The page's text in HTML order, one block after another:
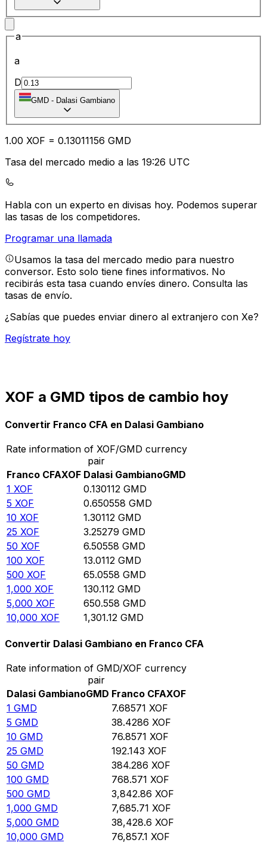
a
a
D
GMD - Dalasi Gambiano
1.00 XOF = 0.13011156 GMD
Tasa del mercado medio a las 19:26 UTC
Habla con un experto en divisas hoy. Podemos superar
las tasas de los competidores.
Programar una llamada
Usamos la tasa del mercado medio para nuestro
conversor. Esto solo tiene fines informativos. No
recibirás esta tasa cuando envíes dinero. Consulta las
tasas de envío.
¿Sabías que puedes enviar dinero al extranjero con Xe?
Regístrate hoy
XOF a GMD tipos de cambio hoy
Convertir Franco CFA en Dalasi Gambiano
Rate information of XOF/GMD currency
pair
Franco CFAXOF Dalasi GambianoGMD
1 XOF 0.130112 GMD
5 XOF 0.650558 GMD
10 XOF 1.30112 GMD
25 XOF 3.25279 GMD
50 XOF 6.50558 GMD
100 XOF 13.0112 GMD
500 XOF 65.0558 GMD
1,000 XOF 130.112 GMD
5,000 XOF 650.558 GMD
10,000 XOF 1,301.12 GMD
Convertir Dalasi Gambiano en Franco CFA
Rate information of GMD/XOF currency
pair
Dalasi GambianoGMD Franco CFAXOF
1 GMD 7.68571 XOF
5 GMD 38.4286 XOF
10 GMD 76.8571 XOF
25 GMD 192.143 XOF
50 GMD 384.286 XOF
100 GMD 768.571 XOF
500 GMD 3,842.86 XOF
1,000 GMD 7,685.71 XOF
5,000 GMD 38,428.6 XOF
10,000 GMD 76,857.1 XOF